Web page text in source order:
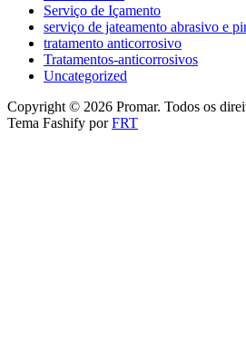
Serviço de Içamento
serviço de jateamento abrasivo e
tratamento anticorrosivo
Tratamentos-anticorrosivos
Uncategorized
Copyright © 2026 Promar. Todos os
Tema Fashify porFRT